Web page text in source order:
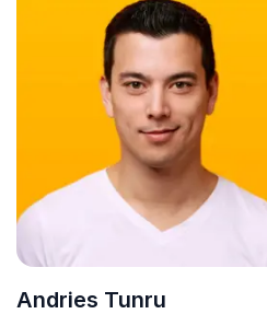
Andries Tunru